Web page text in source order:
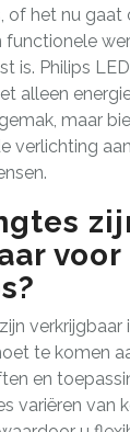
of het nu
functionele
is. Philips
alleen
maar
verlichting
verkrijgbaar
te komen
en
variëren van